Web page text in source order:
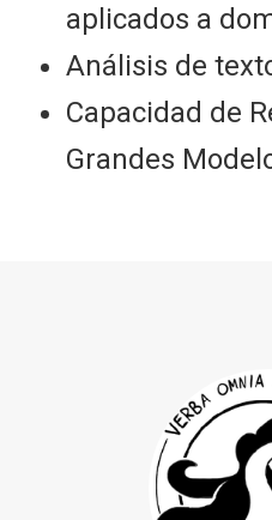
aplicados a
Análisis de
Capacidad de
Grandes